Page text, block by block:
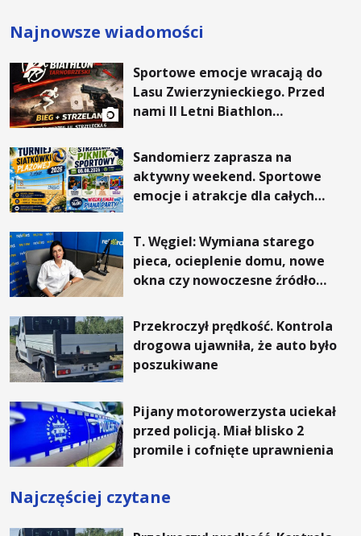
Najnowsze wiadomości
Sportowe emocje wracają do
Lasu Zwierzynieckiego. Przed
nami II Letni Biathlon
Sandomierz zaprasza na
aktywny weekend. Sportowe
emocje i atrakcje dla całych
T. Węgiel: Wymiana starego
pieca, ocieplenie domu, nowe
okna czy nowoczesne źródło
rachunki za energię, lepszy
komfort życia i... czystsze
powietrze
Przekroczył prędkość. Kontrola
drogowa ujawniła, że auto było
poszukiwane
Pijany motorowerzysta uciekał
przed policją. Miał blisko 2
promile i cofnięte uprawnienia
Najczęściej czytane